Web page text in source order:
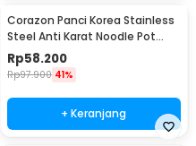
Corazon Panci Korea Stainless
Steel Anti Karat Noodle Pot
25cm - KC0408
Rp58.200
Rp97.900 41%
+ Keranjang